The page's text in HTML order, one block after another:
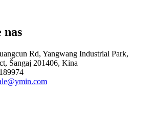
Rd, Yangwang Industrial Park,
Šangaj 201406, Kina